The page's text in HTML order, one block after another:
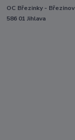
OC Březinky -
586 01 Jihlava